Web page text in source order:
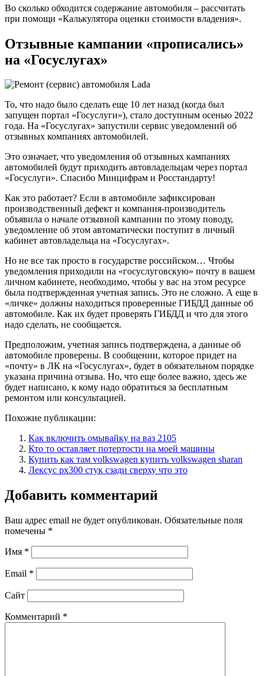
Во сколько обходится содержание автомобиля – рассчитать
при помощи «Калькулятора оценки стоимости владения».
Отзывные кампании «прописались»
на «Госуслугах»
То, что надо было сделать еще 10 лет назад (когда был
запущен портал «Госуслуги»), стало доступным осенью 2022
года. На «Госуслугах» запустили сервис уведомлений об
отзывных компаниях автомобилей.
Это означает, что уведомления об отзывных кампаниях
автомобилей будут приходить автовладельцам через портал
«Госуслуги». Спасибо Минцифрам и Росстандарту!
Как это работает? Если в автомобиле зафиксирован
производственный дефект и компания-производитель
объявила о начале отзывной кампании по этому поводу,
уведомление об этом автоматически поступит в личный
кабинет автовладельца на «Госуслугах».
Но не все так просто в государстве российском… Чтобы
уведомления приходили на «госуслуговскую» почту в вашем
личном кабинете, необходимо, чтобы у вас на этом ресурсе
была подтвержденная учетная запись. Это не сложно. А еще в
«личке» должны находиться проверенные ГИБДД данные об
автомобиле. Как их будет проверять ГИБДД и что для этого
надо сделать, не сообщается.
Предположим, учетная запись подтверждена, а данные об
автомобиле проверены. В сообщении, которое придет на
«почту» в ЛК на «Госуслугах», будет в обязательном порядке
указана причина отзыва. Но, что еще более важно, здесь же
будет написано, к кому надо обратиться за бесплатным
ремонтом или консультацией.
Похожие публикации:
Как включить омывайку на ваз 2105
Кто то оставляет потертости на моей машины
Купить как там volkswagen купить volkswagen sharan
Лексус рх300 стук сзади сверху что это
Добавить комментарий
Ваш адрес email не будет опубликован. Обязательные поля
помечены *
Имя *
Email *
Сайт
Комментарий *